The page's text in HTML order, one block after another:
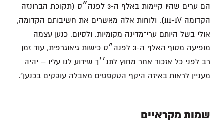
הם ערים שהיו קיימות באלף ה-3 לפנה״ס (תקופת הברונזה
הקדומה 111-1V), ולוחות אלה מאשרים את חשיבותם הקדומה,
אולי בשל היותם ערי־מדינה מקומיות. ולסיום, כנען עצמה
מופיעה מסוף האלף ה-3 לפנה״ס כישות גיאוגרפית, עוד זמן
רב לפני כל אזכור אחר מחוץ לתנ׳׳ך שידוע לנו עליו – יהיה
מעניין לראות באיזה היקף הטקסטים מאבלה עוסקים בכנען".
שמות מקראיים